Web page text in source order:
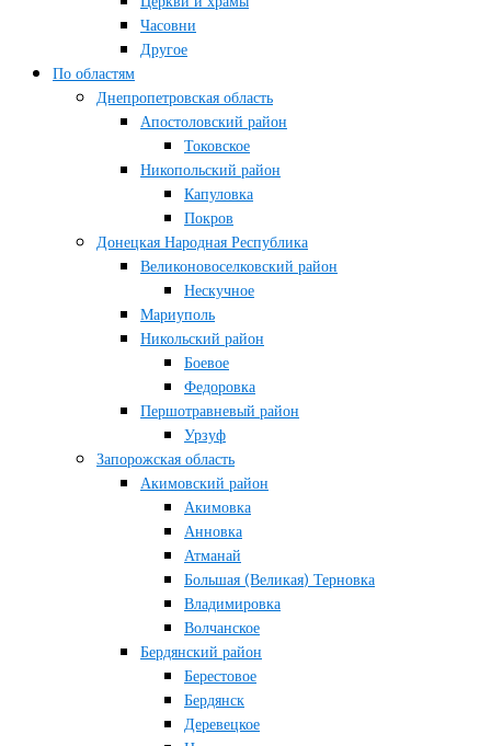
Часовни
Другое
По областям
Днепропетровская область
Апостоловский район
Токовское
Никопольский район
Капуловка
Покров
Донецкая Народная Республика
Великоновоселковский район
Нескучное
Мариуполь
Никольский район
Боевое
Федоровка
Першотравневый район
Урзуф
Запорожская область
Акимовский район
Акимовка
Анновка
Атманай
Большая (Великая) Терновка
Владимировка
Волчанское
Бердянский район
Берестовое
Бердянск
Деревецкое